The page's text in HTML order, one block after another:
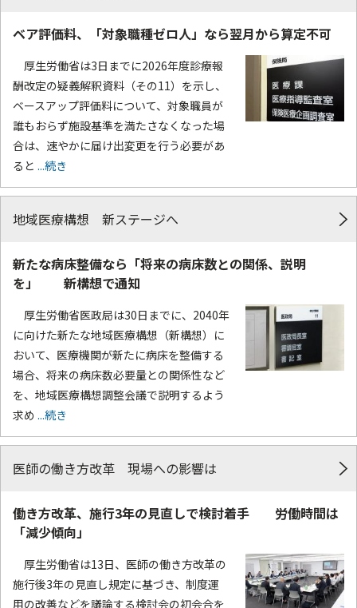
ベア評価料、「対象職種ゼロ人」なら翌月から算定不可
厚生労働省は3日までに2026年度診療報
酬改定の疑義解釈資料（その11）を示し、
ベースアップ評価料について、対象職員が
誰もおらず施設基準を満たさなくなった場
合は、速やかに届け出変更を行う必要があ
ると ...続き
地域医療構想 新ステージへ
新たな病床整備なら「将来の病床数との関係、説明
を」 新構想で通知
厚生労働省医政局は30日までに、2040年
に向けた新たな地域医療構想（新構想）に
おいて、医療機関が新たに病床を整備する
場合、将来の病床数必要量との関係性など
を、地域医療構想調整会議で説明するよう
求め ...続き
医師の働き方改革 現場への影響は
働き方改革、施行3年の見直しで検討着手 労働時間は
「減少傾向」
厚生労働省は13日、医師の働き方改革の
施行後3年の見直し規定に基づき、制度運
用の改善などを議論する検討会の初会合を